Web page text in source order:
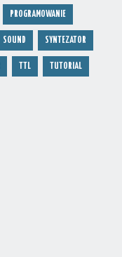
PROGRAMOWANIE
SOUND SYNTEZATOR
TTL TUTORIAL